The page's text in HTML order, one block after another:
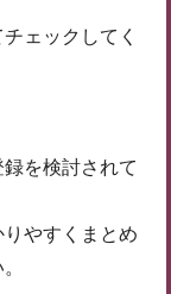
ェックしてく
を検討されて
やすくまとめ